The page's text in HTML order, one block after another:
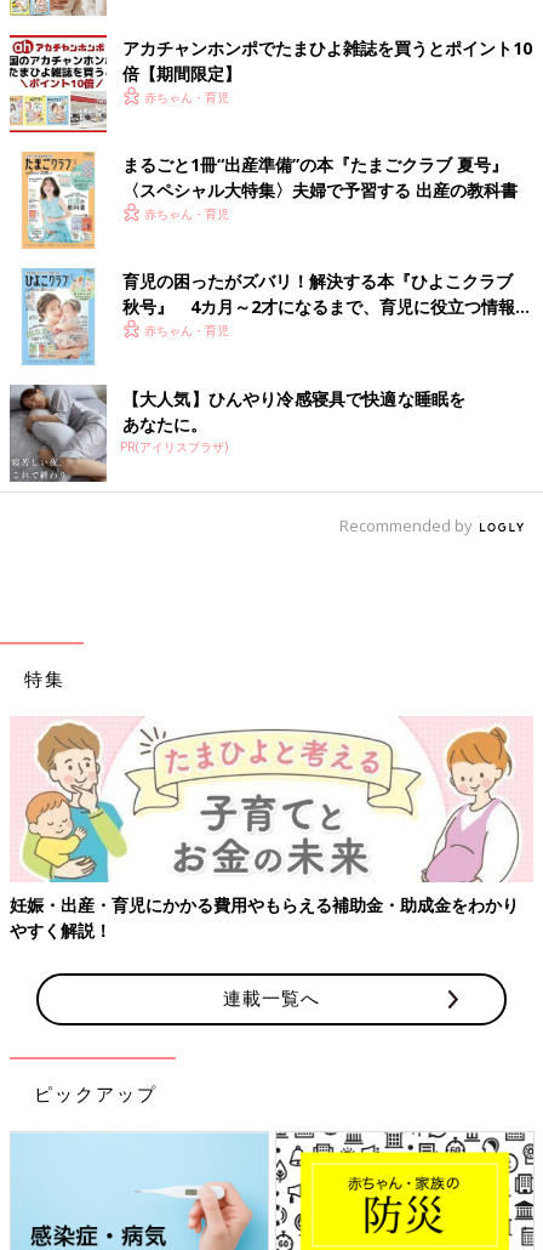
園で会った見知らぬ親子にまで５歳アピールをしていました(笑)
そしてなぜかプレゼント＝クリスマスプレゼントだと思ってい
て、誕生日プレゼントもサンタさんがくれると勘違い。
「サンタさんはクリスマスだけだよ」「お誕生日はママたちがプ
レゼントをあげるんだよ」と説明したのですが、それでもまだク
アカチャンホンポでたまひよ雑誌を買うとポイント10
倍【期間限定】
赤ちゃん・育児
まるごと1冊“出産準備”の本『たまごクラブ 夏号』
〈スペシャル大特集〉夫婦で予習する 出産の教科書
赤ちゃん・育児
育児の困ったがズバリ！解決する本『ひよこクラブ
秋号』 4カ月～2才になるまで、育児に役立つ情報が
いっぱい！
赤ちゃん・育児
【大人気】ひんやり冷感寝具で快適な睡眠を
あなたに。
PR(アイリスプラザ)
Recommended by
特集
妊娠・出産・育児にかかる費用やもらえる補助金・助成金をわかり
やすく解説！
連載一覧へ
ピックアップ